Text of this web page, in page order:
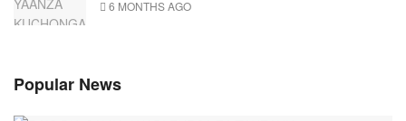
6 MONTHS AGO
Popular News